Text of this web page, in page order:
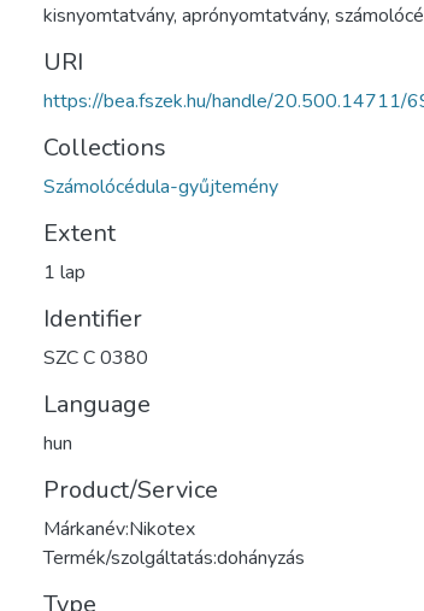
kisnyomtatvány, aprónyomtatvány,
URI
https://bea.fszek.hu/handle/20.500.14711/
Collections
Számolócédula-gyűjtemény
Extent
1 lap
Identifier
SZC C 0380
Language
hun
Product/Service
Márkanév:Nikotex
Termék/szolgáltatás:dohányzás
Type